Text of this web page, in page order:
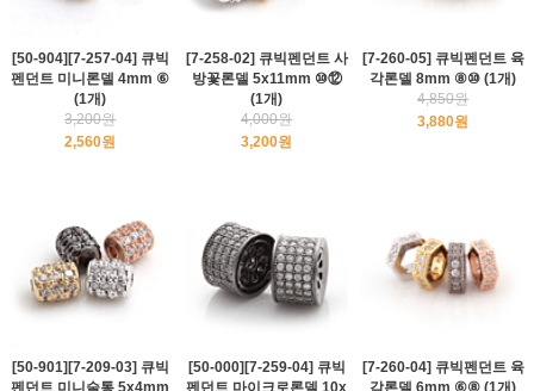
[50-904][7-257-04] 큐빅
펜던트 미니론델 4mm ⑥
(1개)
3,200원
2,560원
[7-258-02] 큐빅펜던트 사
방꽃론델 5x11mm ⑩⑫
(1개)
4,000원
3,200원
[7-260-05] 큐빅펜던트 육
각론델 8mm ⑧⑩ (1개)
4,850원
3,880원
[50-901][7-209-03] 큐빅
펜던트 미니술통 5x4mm
[50-000][7-259-04] 큐빅
펜던트 마이크로론델 10x
[7-260-04] 큐빅펜던트 육
각론델 6mm ⑥⑧ (1개)